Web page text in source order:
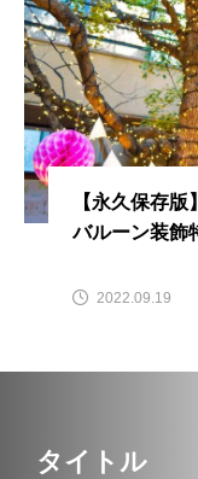
【永久保存
バルーン装飾
2022.09.19
タイトル